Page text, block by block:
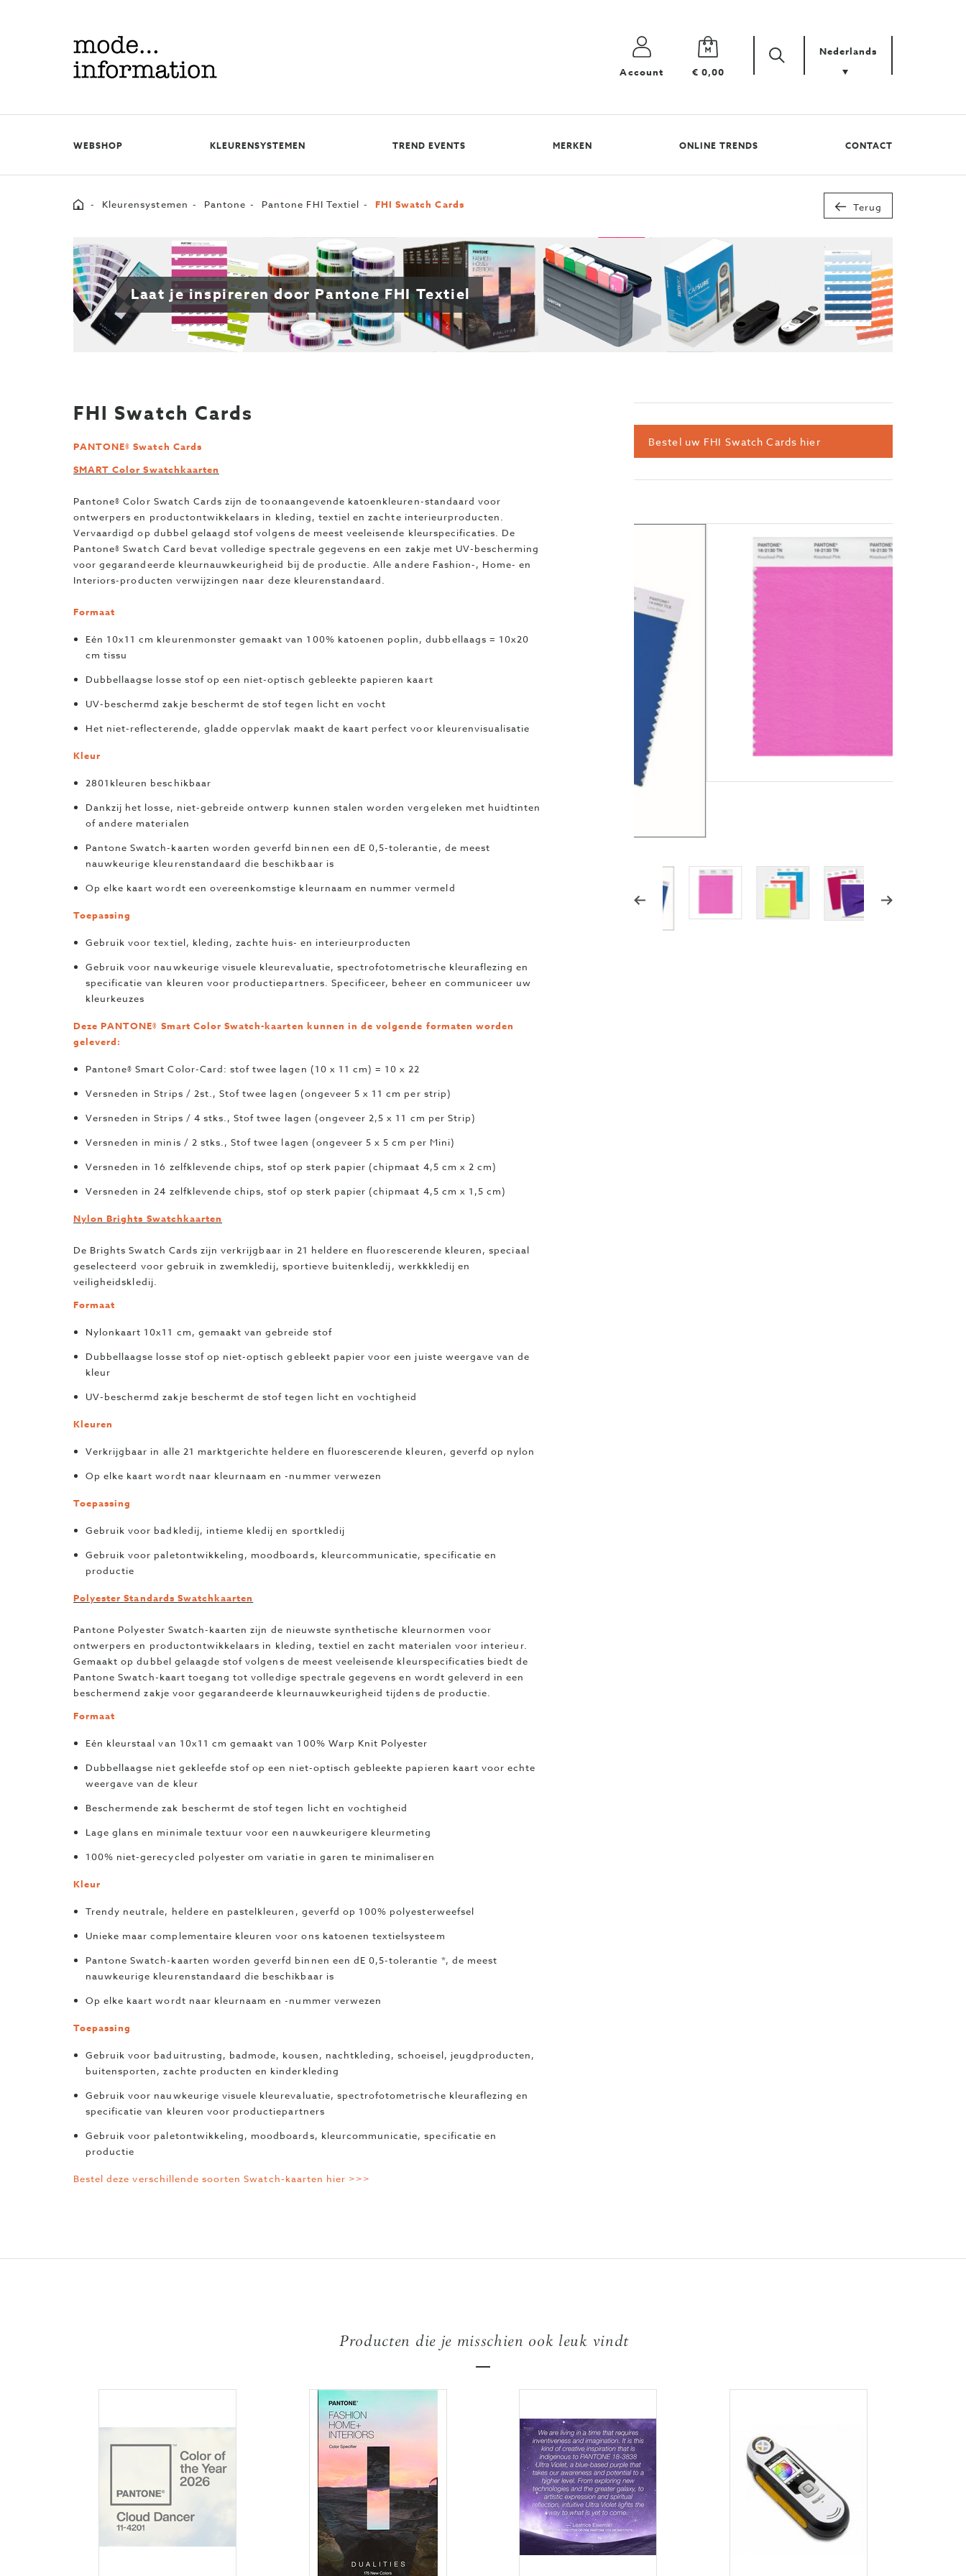
Mode
information
Account € 0,00
Zoek
uw
Zoek Nederlands
WEBSHOP KLEURENSYSTEMEN TREND EVENTS MERKEN ONLINE TRENDS CONTACT
HomeKleurensystemen Pantone Pantone FHI Textiel FHI Swatch Cards Terug
Laat je inspireren door Pantone FHI Textiel
FHI Swatch Cards
PANTONE® Swatch Cards
SMART Color Swatchkaarten
Pantone® Color Swatch Cards zijn de toonaangevende katoenkleuren-standaard voor
ontwerpers en productontwikkelaars in kleding, textiel en zachte interieurproducten.
Vervaardigd op dubbel gelaagd stof volgens de meest veeleisende kleurspecificaties. De
Pantone® Swatch Card bevat volledige spectrale gegevens en een zakje met UV-bescherming
voor gegarandeerde kleurnauwkeurigheid bij de productie. Alle andere Fashion-, Home- en
Interiors-producten verwijzingen naar deze kleurenstandaard.
Formaat
Eén 10x11 cm kleurenmonster gemaakt van 100% katoenen poplin, dubbellaags = 10x20
cm tissu
Dubbellaagse losse stof op een niet-optisch gebleekte papieren kaart
UV-beschermd zakje beschermt de stof tegen licht en vocht
Het niet-reflecterende, gladde oppervlak maakt de kaart perfect voor kleurenvisualisatie
Kleur
2801kleuren beschikbaar
Dankzij het losse, niet-gebreide ontwerp kunnen stalen worden vergeleken met huidtinten
of andere materialen
Pantone Swatch-kaarten worden geverfd binnen een dE 0,5-tolerantie, de meest
nauwkeurige kleurenstandaard die beschikbaar is
Op elke kaart wordt een overeenkomstige kleurnaam en nummer vermeld
Toepassing
Gebruik voor textiel, kleding, zachte huis- en interieurproducten
Gebruik voor nauwkeurige visuele kleurevaluatie, spectrofotometrische kleuraflezing en
specificatie van kleuren voor productiepartners. Specificeer, beheer en communiceer uw
kleurkeuzes
Deze PANTONE® Smart Color Swatch-kaarten kunnen in de volgende formaten worden
geleverd:
Pantone® Smart Color-Card: stof twee lagen (10 x 11 cm) = 10 x 22
Versneden in Strips / 2st., Stof twee lagen (ongeveer 5 x 11 cm per strip)
Versneden in Strips / 4 stks., Stof twee lagen (ongeveer 2,5 x 11 cm per Strip)
Versneden in minis / 2 stks., Stof twee lagen (ongeveer 5 x 5 cm per Mini)
Versneden in 16 zelfklevende chips, stof op sterk papier (chipmaat 4,5 cm x 2 cm)
Versneden in 24 zelfklevende chips, stof op sterk papier (chipmaat 4,5 cm x 1,5 cm)
Nylon Brights Swatchkaarten
De Brights Swatch Cards zijn verkrijgbaar in 21 heldere en fluorescerende kleuren, speciaal
geselecteerd voor gebruik in zwemkledij, sportieve buitenkledij, werkkkledij en
veiligheidskledij.
Formaat
Nylonkaart 10x11 cm, gemaakt van gebreide stof
Dubbellaagse losse stof op niet-optisch gebleekt papier voor een juiste weergave van de
kleur
UV-beschermd zakje beschermt de stof tegen licht en vochtigheid
Kleuren
Verkrijgbaar in alle 21 marktgerichte heldere en fluorescerende kleuren, geverfd op nylon
Op elke kaart wordt naar kleurnaam en -nummer verwezen
Toepassing
Gebruik voor badkledij, intieme kledij en sportkledij
Gebruik voor paletontwikkeling, moodboards, kleurcommunicatie, specificatie en
productie
Polyester Standards Swatchkaarten
Pantone Polyester Swatch-kaarten zijn de nieuwste synthetische kleurnormen voor
ontwerpers en productontwikkelaars in kleding, textiel en zacht materialen voor interieur.
Gemaakt op dubbel gelaagde stof volgens de meest veeleisende kleurspecificaties biedt de
Pantone Swatch-kaart toegang tot volledige spectrale gegevens en wordt geleverd in een
beschermend zakje voor gegarandeerde kleurnauwkeurigheid tijdens de productie.
Formaat
Eén kleurstaal van 10x11 cm gemaakt van 100% Warp Knit Polyester
Dubbellaagse niet gekleefde stof op een niet-optisch gebleekte papieren kaart voor echte
weergave van de kleur
Beschermende zak beschermt de stof tegen licht en vochtigheid
Lage glans en minimale textuur voor een nauwkeurigere kleurmeting
100% niet-gerecycled polyester om variatie in garen te minimaliseren
Kleur
Trendy neutrale, heldere en pastelkleuren, geverfd op 100% polyesterweefsel
Unieke maar complementaire kleuren voor ons katoenen textielsysteem
Pantone Swatch-kaarten worden geverfd binnen een dE 0,5-tolerantie *, de meest
nauwkeurige kleurenstandaard die beschikbaar is
Op elke kaart wordt naar kleurnaam en -nummer verwezen
Toepassing
Gebruik voor baduitrusting, badmode, kousen, nachtkleding, schoeisel, jeugdproducten,
buitensporten, zachte producten en kinderkleding
Gebruik voor nauwkeurige visuele kleurevaluatie, spectrofotometrische kleuraflezing en
specificatie van kleuren voor productiepartners
Gebruik voor paletontwikkeling, moodboards, kleurcommunicatie, specificatie en
productie
Bestel deze verschillende soorten Swatch-kaarten hier >>>
Bestel uw FHI Swatch Cards hier
Producten die je misschien ook leuk vindt